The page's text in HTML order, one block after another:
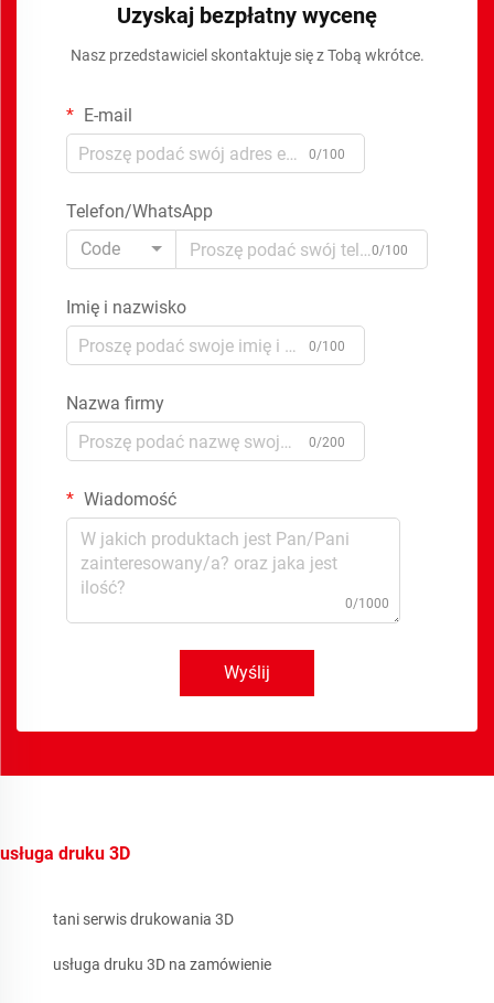
Uzyskaj bezpłatny wycenę
Nasz przedstawiciel skontaktuje się z Tobą wkrótce.
E-mail
0/100
Telefon/WhatsApp
Code
0/100
Imię i nazwisko
0/100
Nazwa firmy
0/200
Wiadomość
0/1000
Wyślij
usługa druku 3D
tani serwis drukowania 3D
usługa druku 3D na zamówienie